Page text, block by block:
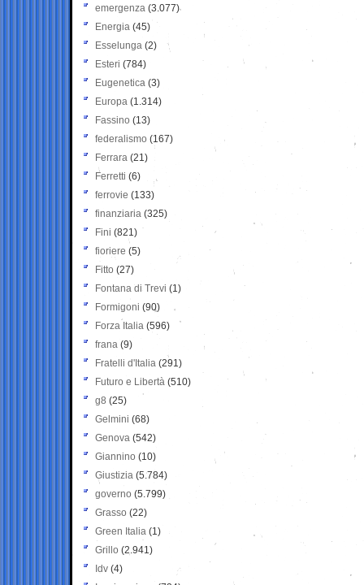
emergenza (3.077)
Energia (45)
Esselunga (2)
Esteri (784)
Eugenetica (3)
Europa (1.314)
Fassino (13)
federalismo (167)
Ferrara (21)
Ferretti (6)
ferrovie (133)
finanziaria (325)
Fini (821)
fioriere (5)
Fitto (27)
Fontana di Trevi (1)
Formigoni (90)
Forza Italia (596)
frana (9)
Fratelli d'Italia (291)
Futuro e Libertà (510)
g8 (25)
Gelmini (68)
Genova (542)
Giannino (10)
Giustizia (5.784)
governo (5.799)
Grasso (22)
Green Italia (1)
Grillo (2.941)
Idv (4)